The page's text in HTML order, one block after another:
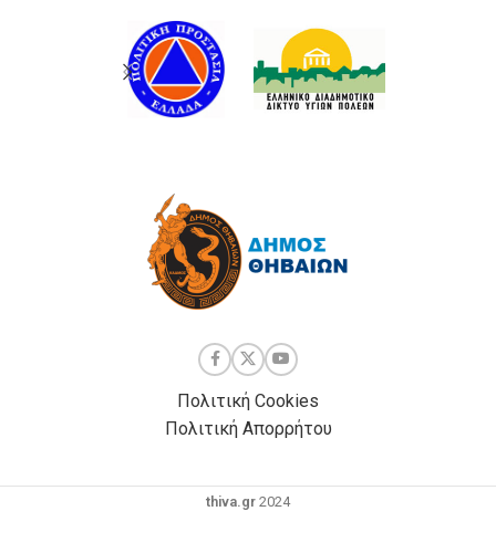
Πολιτική Cookies
Πολιτική Απορρήτου
thiva.gr 2024